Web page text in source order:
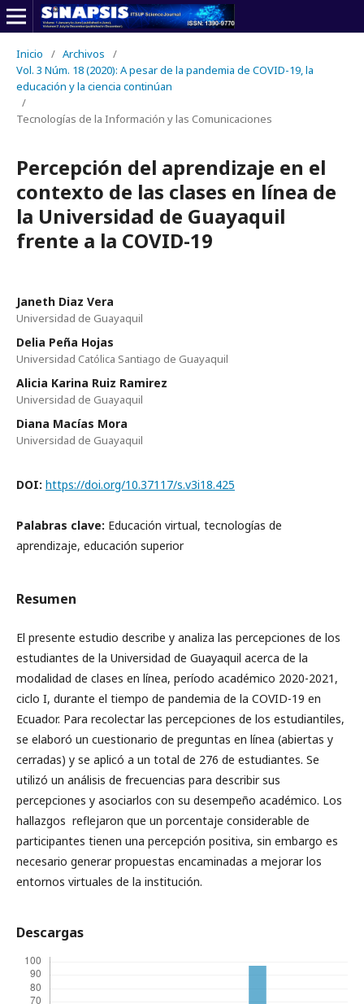
Inicio / Archivos
/
Vol. 3 Núm. 18 (2020): A pesar de la pandemia de COVID-19, la
educación y la ciencia continúan
/
Tecnologías de la Información y las Comunicaciones
Percepción del aprendizaje en el
contexto de las clases en línea de
la Universidad de Guayaquil
frente a la COVID-19
Janeth Diaz Vera
Universidad de Guayaquil
Delia Peña Hojas
Universidad Católica Santiago de Guayaquil
Alicia Karina Ruiz Ramirez
Universidad de Guayaquil
Diana Macías Mora
Universidad de Guayaquil
DOI: https://doi.org/10.37117/s.v3i18.425
Palabras clave: Educación virtual, tecnologías de
aprendizaje, educación superior
Resumen
El presente estudio describe y analiza las percepciones de los
estudiantes de la Universidad de Guayaquil acerca de la
modalidad de clases en línea, período académico 2020-2021,
ciclo I, durante el tiempo de pandemia de la COVID-19 en
Ecuador. Para recolectar las percepciones de los estudiantiles,
se elaboró un cuestionario de preguntas en línea (abiertas y
cerradas) y se aplicó a un total de 276 de estudiantes. Se
utilizó un análisis de frecuencias para describir sus
percepciones y asociarlos con su desempeño académico. Los
hallazgos reflejaron que un porcentaje considerable de
participantes tienen una percepción positiva, sin embargo es
necesario generar propuestas encaminadas a mejorar los
entornos virtuales de la institución.
Descargas